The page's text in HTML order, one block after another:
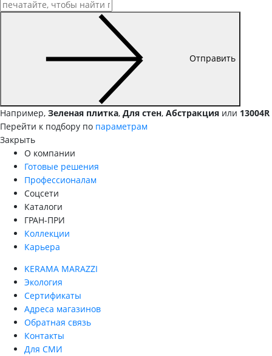
Отправить
Например, Зеленая плитка, Для стен, Абстракция или 13004R
Перейти к подбору по параметрам
Закрыть
О компании
Готовые решения
Профессионалам
Соцсети
Каталоги
ГРАН-ПРИ
Коллекции
Карьера
KERAMA MARAZZI
Экология
Сертификаты
Адреса магазинов
Обратная связь
Контакты
Для СМИ